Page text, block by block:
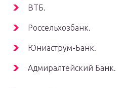
ВТБ.
Россельхозбанк.
Юниаструм-Банк.
Адмиралтейский Банк.